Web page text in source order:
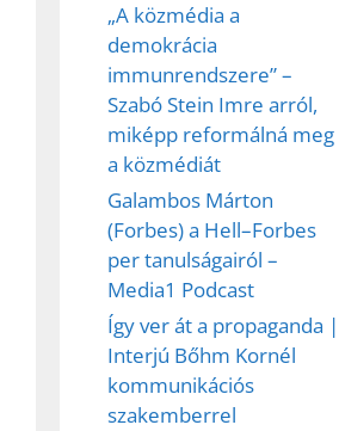
„A közmédia a
demokrácia
immunrendszere” –
Szabó Stein Imre arról,
miképp reformálná meg
a közmédiát
Galambos Márton
(Forbes) a Hell–Forbes
per tanulságairól –
Media1 Podcast
Így ver át a propaganda |
Interjú Bőhm Kornél
kommunikációs
szakemberrel